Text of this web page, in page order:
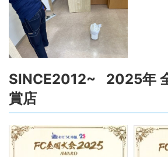
SINCE2012~ 2025年
賞店